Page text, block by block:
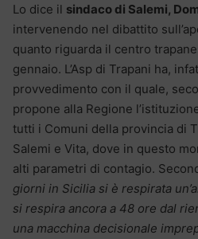
Lo dice il sindaco di Salemi,
intervenendo nel dibattito
quanto riguarda il centro
gennaio. L’Asp di Trapani ha,
provvedimento con il quale,
propone alla Regione
tutti i Comuni della provincia di
Salemi e Vita, dove in questo
alti parametri di contagio.
giorni in Sicilia si è respirata
si respira ancora a 48 ore dal
una macchina decisionale